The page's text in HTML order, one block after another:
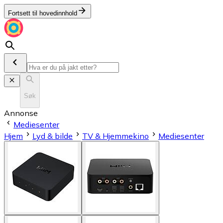
Fortsett til hovedinnhold
Søk
Annonse
Mediesenter
Hjem
Lyd & bilde TV & Hjemmekino Mediesenter